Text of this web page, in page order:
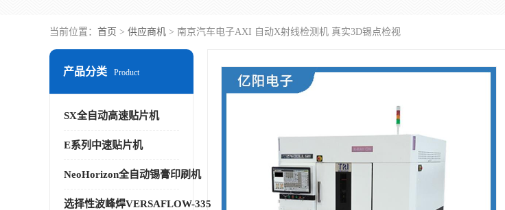
当前位置： 首页 > 供应商机 > 南京汽车电子AXI 自动X射线检测机 真实3D锡点检视
产品分类 Product
SX全自动高速贴片机
E系列中速贴片机
NeoHorizon全自动锡膏印刷机
选择性波峰焊VERSAFLOW-335